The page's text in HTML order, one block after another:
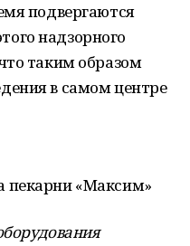
подвергаются
надзорного
таким образом
в самом центре
пекарни«Максим»